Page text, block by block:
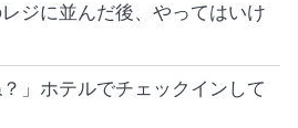
ジに並んだ後、やってはいけ
」ホテルでチェックインして